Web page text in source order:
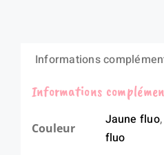
Informations
Informations
Couleur
Jaune fluo
fluo